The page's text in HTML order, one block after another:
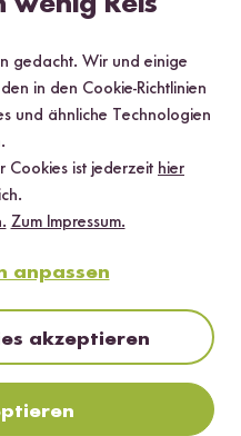
0 %
ist leider Recht nutzlos
gedacht. Wir und einige
in den Cookie-Richtlinien
und ähnliche Technologien
Cookies ist jederzeit hier
Zum Impressum.
anpassen
akzeptieren